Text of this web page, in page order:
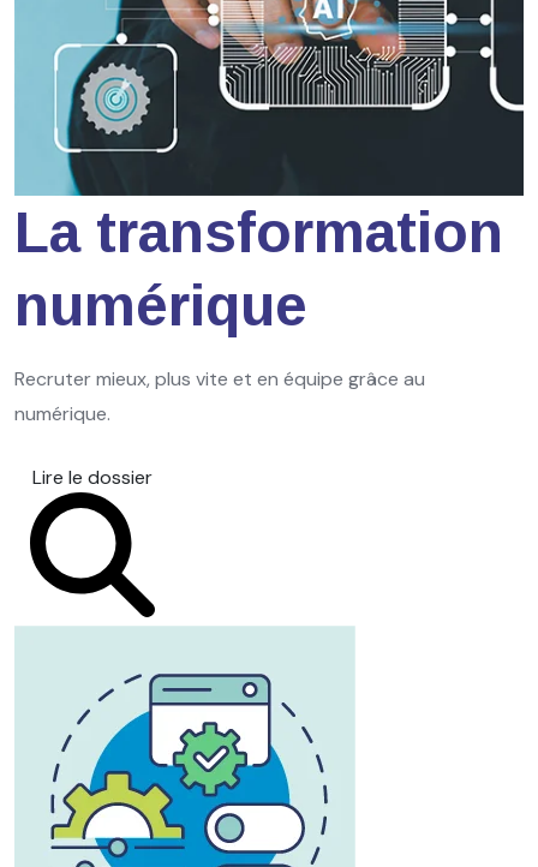
La transformation
numérique
Recruter mieux, plus vite et en équipe grâce au
numérique.
Lire le dossier